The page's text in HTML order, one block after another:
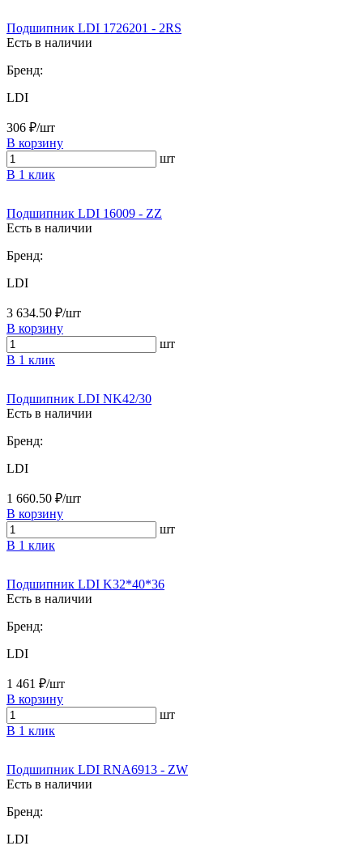
Подшипник LDI 1726201 - 2RS
Есть в наличии
Бренд:
LDI
306 ₽/шт
В корзину
шт
В 1 клик
Подшипник LDI 16009 - ZZ
Есть в наличии
Бренд:
LDI
3 634.50 ₽/шт
В корзину
шт
В 1 клик
Подшипник LDI NK42/30
Есть в наличии
Бренд:
LDI
1 660.50 ₽/шт
В корзину
шт
В 1 клик
Подшипник LDI K32*40*36
Есть в наличии
Бренд:
LDI
1 461 ₽/шт
В корзину
шт
В 1 клик
Подшипник LDI RNA6913 - ZW
Есть в наличии
Бренд:
LDI